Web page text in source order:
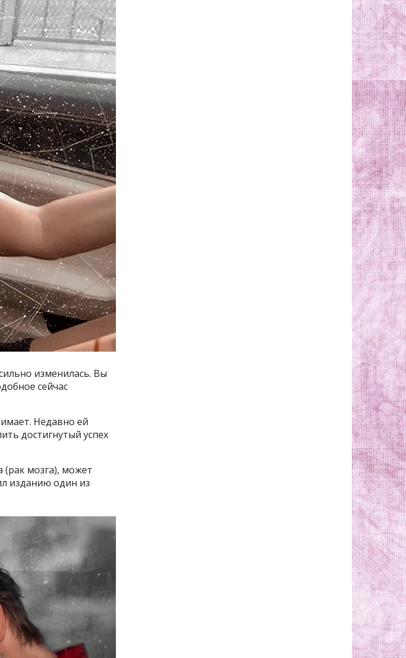
изменилась. Вы
сейчас
Недавно ей
достигнутый успех
(рак мозга), может
изданию один из